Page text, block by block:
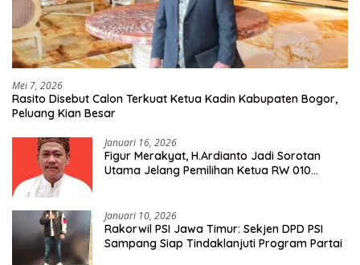
Mei 7, 2026
Rasito Disebut Calon Terkuat Ketua Kadin Kabupaten Bogor,
Peluang Kian Besar
Januari 16, 2026
Figur Merakyat, H.Ardianto Jadi Sorotan
Utama Jelang Pemilihan Ketua RW 010
Januari 10, 2026
Rakorwil PSI Jawa Timur: Sekjen DPD PSI
Sampang Siap Tindaklanjuti Program Partai